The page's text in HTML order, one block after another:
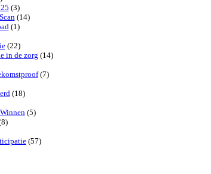
(3)
(14)
(1)
(22)
in de zorg (14)
(7)
(18)
(5)
(57)